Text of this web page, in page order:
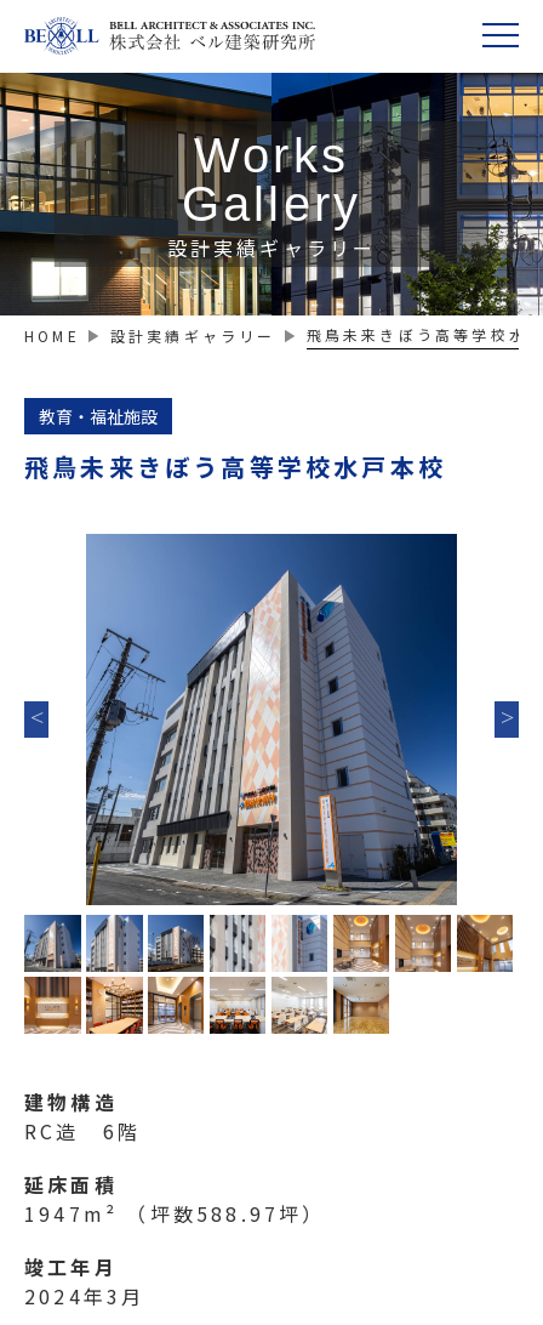
Works
Gallery
設計実績ギャラリー
HOME 設計実績ギャラリー 飛鳥未来きぼう高等学校水
教育・福祉施設
飛鳥未来きぼう高等学校水戸本校
Previous Next
建物構造
RC造 6階
延床面積
1947m²
（坪数588.97坪）
竣工年月
2024年3月